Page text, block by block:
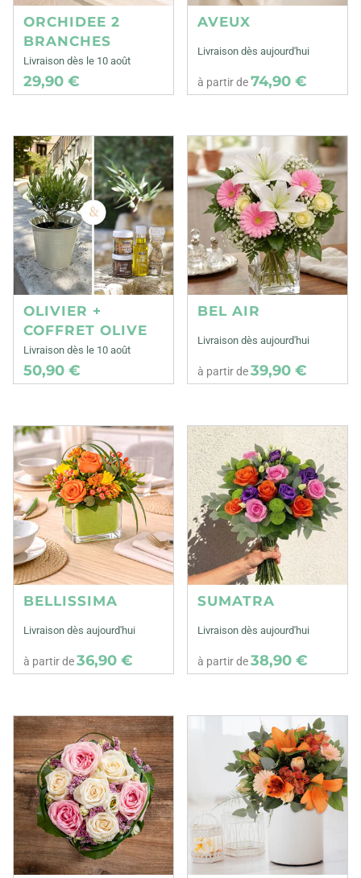
ORCHIDEE 2
BRANCHES
Livraison dès le 10 août
29,90 €
AVEUX
Livraison dès aujourd'hui
à partir de74,90 €
OLIVIER +
COFFRET OLIVE
Livraison dès le 10 août
50,90 €
BEL AIR
Livraison dès aujourd'hui
à partir de39,90 €
BELLISSIMA
Livraison dès aujourd'hui
à partir de36,90 €
SUMATRA
Livraison dès aujourd'hui
à partir de38,90 €